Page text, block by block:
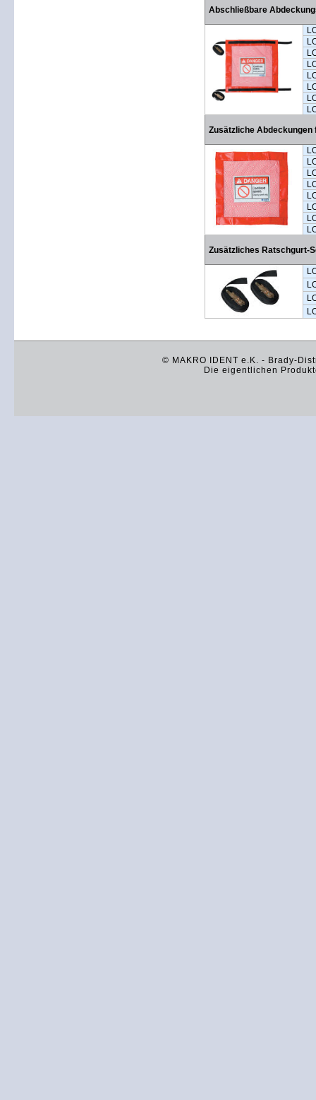
Abschließbare
Zusätzliche Abdeckungen
Zusätzliches Ratschgurt-
© MAKRO IDENT e.K. - Brady-
Die eigentlichen